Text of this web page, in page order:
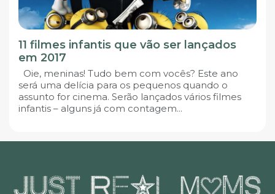
11 filmes infantis que vão ser lançados
em 2017
Oie, meninas! Tudo bem com vocês? Este ano
será uma delícia para os pequenos quando o
assunto for cinema. Serão lançados vários filmes
infantis – alguns já com contagem...